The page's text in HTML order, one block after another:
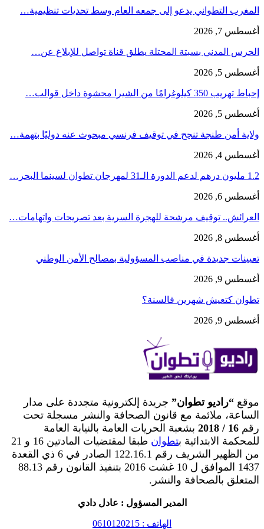
المغرب التطواني يدعو إلى جمعه العام وسط تحديات تنظيمية…
أغسطس 7, 2026
الحرس المدني بسبتة المحتلة يطلق قناة تواصل للإبلاغ عن…
أغسطس 5, 2026
إحباط تهريب 350 كيلوغرامًا من الشيرا محشوة داخل قوالب…
أغسطس 5, 2026
ولاية أمن طنجة تنجح في توقيف فرنسي مبحوث عنه دوليًا بتهمة…
أغسطس 4, 2026
1.2 مليون درهم لدعم الدورة الـ31 لمهرجان تطوان لسينما البحر…
أغسطس 6, 2026
العرائش.. توقيف مرشحة للهجرة السرية بعد تصريحات واتهامات…
أغسطس 8, 2026
تعيينات جديدة في مناصب المسؤولية بمصالح الأمن الوطني
أغسطس 9, 2026
تطوان كتعيش شهرين فالسنة؟
أغسطس 9, 2026
موقع “راديو تطوان” جريدة إلكترونية متجددة على مدار
الساعة، ملائمة مع قانون الصحافة والنشر مسجلة تحت
رقم 16 / 2018
بشعبة الحريات العامة بالنيابة العامة
للمحكمة الابتدائية بتطوان
طبقا لمقتضيات المادتين 16 و 21
من الظهير الشريف رقم 122.16.1 الصادر في 6 ذي القعدة
1437 الموافق ل 10 غشت 2016 بتنفيذ القانون رقم 88.13
المتعلق بالصحافة والنشر.
المدير المسؤول : عادل دادي
الهاتف : 0610120215